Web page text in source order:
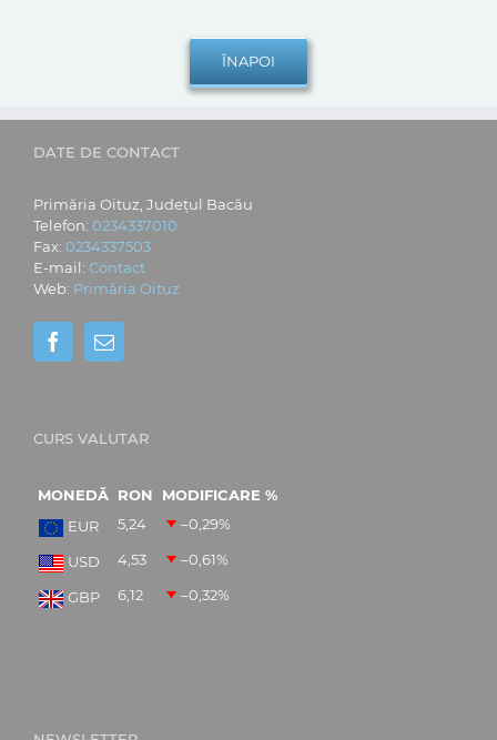
DATE DE CONTACT
Primăria Oituz, Județul Bacău
Telefon: 0234337010
Fax: 0234337503
E-mail: Contact
Web: Primăria Oituz
CURS VALUTAR
MONEDĂ RON
MODIFICARE %
EUR
5,24 –0,29%
USD 4,53 –0,61%
GBP 6,12 –0,32%